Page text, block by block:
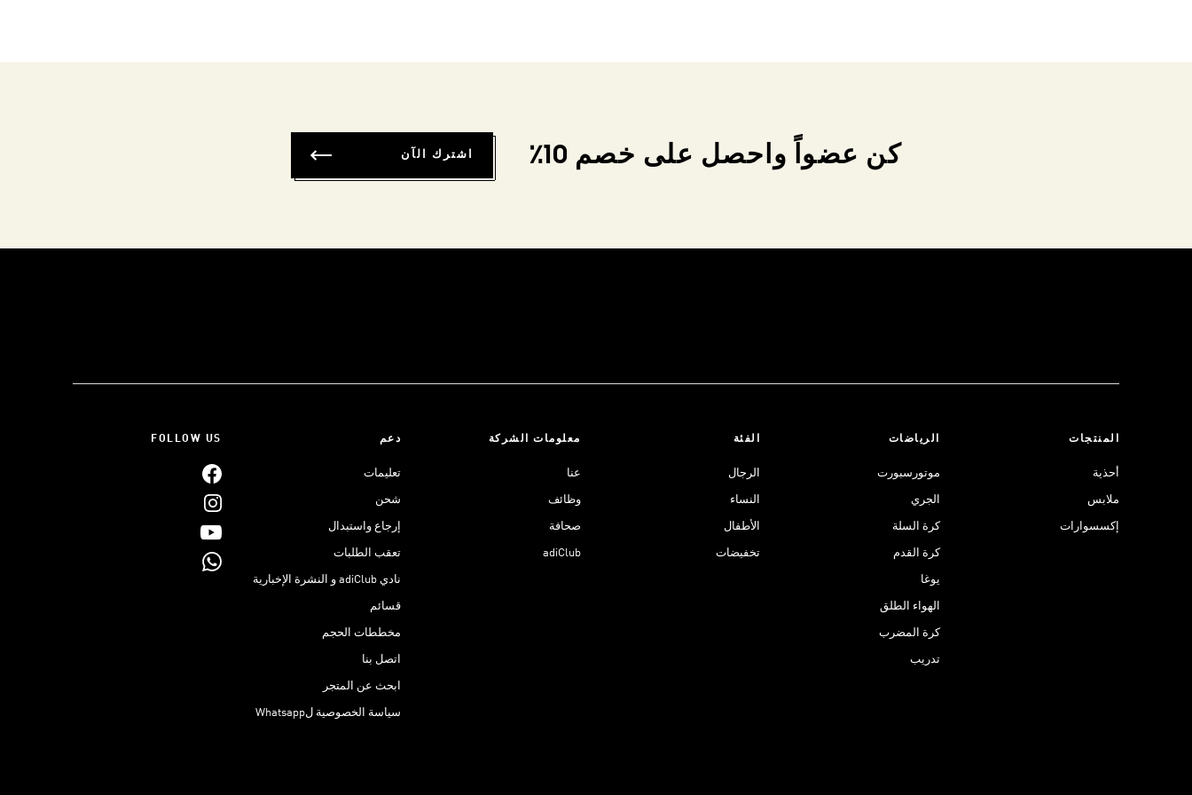
كن عضواً واحصل على خصم 10٪ اشترك الآن
المنتجات
أحذية
ملابس
إكسسوارات
الرياضات
موتورسبورت
الجري
كرة السلة
كرة القدم
يوغا
الهواء الطلق
كرة المضرب
تدريب
الفئة
الرجال
النساء
الأطفال
تخفيضات
معلومات الشركة
عنا
وظائف
صحافة
adiClub
دعم
تعليمات
شحن
إرجاع واستبدال
تعقب الطلبات
نادي adiClub و النشرة الإخبارية
قسائم
مخططات الحجم
اتصل بنا
ابحث عن المتجر
سياسة الخصوصية لWhatsapp
FOLLOW US